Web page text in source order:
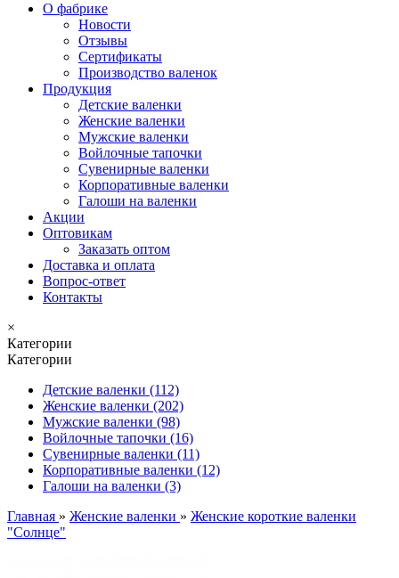
О фабрике
Новости
Отзывы
Сертификаты
Производство валенок
Продукция
Детские валенки
Женские валенки
Мужские валенки
Войлочные тапочки
Сувенирные валенки
Корпоративные валенки
Галоши на валенки
Акции
Оптовикам
Заказать оптом
Доставка и оплата
Вопрос-ответ
Контакты
×
Категории
Категории
Детские валенки (112)
Женские валенки (202)
Мужские валенки (98)
Войлочные тапочки (16)
Сувенирные валенки (11)
Корпоративные валенки (12)
Галоши на валенки (3)
Главная » Женские валенки » Женские короткие валенки
"Солнце"